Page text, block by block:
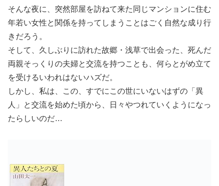
そんな夜に、突然部屋を訪ねて来た同じマンションに住む
年若い女性と関係を持ってしまうことはごく自然な成り行
きだろう。
そして、久しぶりに訪れた故郷・浅草で出会った、死んだ
両親そっくりの夫婦と交流を持つことも、何らとがめ立て
を受けるいわれはないハズだ。
しかし、私は、この、すでにこの世にいないはずの「異
人」と交流を始めた頃から、日々やつれていくようになっ
たらしいのだ…